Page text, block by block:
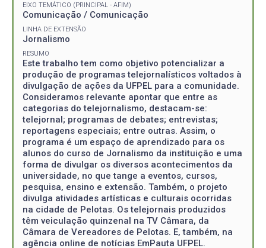
EIXO TEMÁTICO (PRINCIPAL - AFIM)
Comunicação / Comunicação
LINHA DE EXTENSÃO
Jornalismo
RESUMO
Este trabalho tem como objetivo potencializar a
produção de programas telejornalísticos voltados à
divulgação de ações da UFPEL para a comunidade.
Consideramos relevante apontar que entre as
categorias do telejornalismo, destacam-se:
telejornal; programas de debates; entrevistas;
reportagens especiais; entre outras. Assim, o
programa é um espaço de aprendizado para os
alunos do curso de Jornalismo da instituição e uma
forma de divulgar os diversos acontecimentos da
universidade, no que tange a eventos, cursos,
pesquisa, ensino e extensão. Também, o projeto
divulga atividades artísticas e culturais ocorridas
na cidade de Pelotas. Os telejornais produzidos
têm veiculação quinzenal na TV Câmara, da
Câmara de Vereadores de Pelotas. E, também, na
agência online de notícias EmPauta UFPEL.